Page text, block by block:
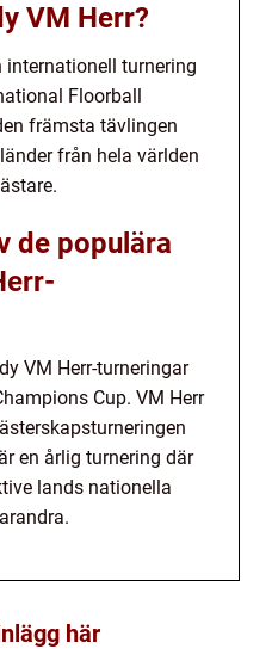
VM Herr?
internationell turnering
Floorball
främsta tävlingen
från hela världen
de populära
VM Herr-turneringar
Cup. VM Herr
en årlig turnering där
lands nationella
här